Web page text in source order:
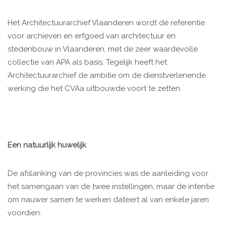
Het Architectuurarchief Vlaanderen wordt dé referentie
voor archieven en erfgoed van architectuur en
stedenbouw in Vlaanderen, met de zeer waardevolle
collectie van APA als basis. Tegelijk heeft het
Architectuurarchief de ambitie om de dienstverlenende
werking die het CVAa uitbouwde voort te zetten.
Een natuurlijk huwelijk
De afslanking van de provincies was de aanleiding voor
het samengaan van de twee instellingen, maar de intentie
om nauwer samen te werken dateert al van enkele jaren
voordien.